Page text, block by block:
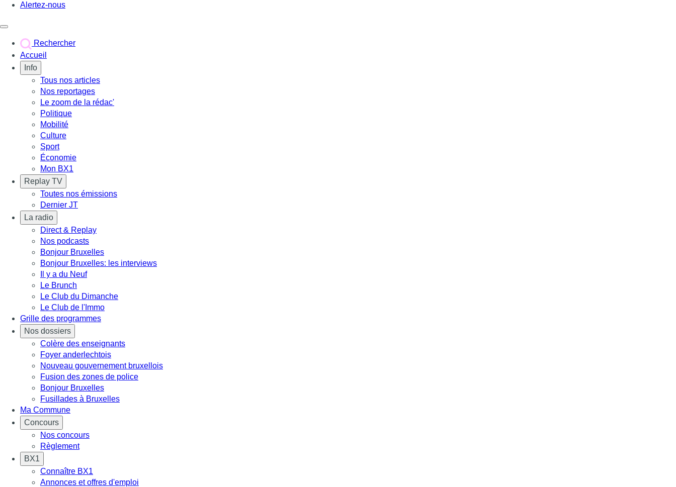
Alertez-nous
Rechercher
Accueil
Info
Tous nos articles
Nos reportages
Le zoom de la rédac'
Politique
Mobilité
Culture
Sport
Économie
Mon BX1
Replay TV
Toutes nos émissions
Dernier JT
La radio
Direct & Replay
Nos podcasts
Bonjour Bruxelles
Bonjour Bruxelles: les interviews
Il y a du Neuf
Le Brunch
Le Club du Dimanche
Le Club de l'Immo
Grille des programmes
Nos dossiers
Colère des enseignants
Foyer anderlechtois
Nouveau gouvernement bruxellois
Fusion des zones de police
Bonjour Bruxelles
Fusillades à Bruxelles
Ma Commune
Concours
Nos concours
Règlement
BX1
Connaître BX1
Annonces et offres d'emploi